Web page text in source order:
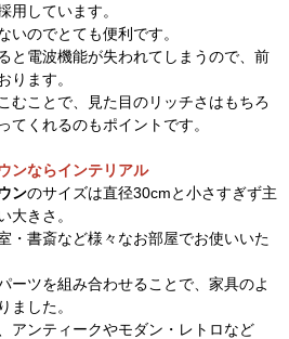
用しています。
いのでとても便利です。
と電波機能が失われてしまうので、前
ります。
むことで、見た目のリッチさはもちろ
てくれるのもポイントです。
ンならインテリアル
ンのサイズは直径30cmと小さすぎず主
大きさ。
・書斎など様々なお部屋でお使いいた
ーツを組み合わせることで、家具のよ
ました。
アンティークやモダン・レトロなど